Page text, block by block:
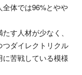
体では96%とやや
す人材が少なく、
ダイレクトリクル
苦戦している模様